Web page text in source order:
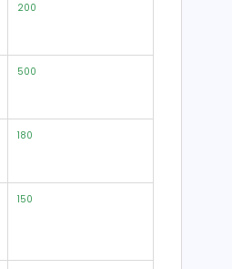
200
500
180
150